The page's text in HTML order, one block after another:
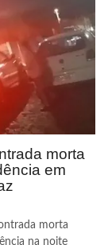
morta
em
morta
na noite